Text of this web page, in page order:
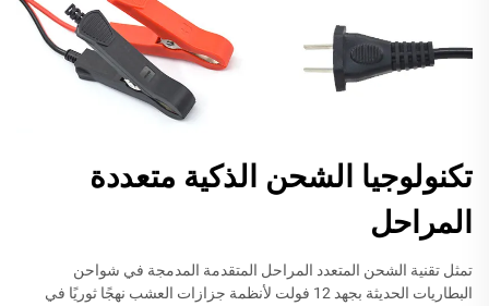
تكنولوجيا الشحن الذكية متعددة
المراحل
تمثل تقنية الشحن المتعدد المراحل المتقدمة المدمجة في شواحن
البطاريات الحديثة بجهد 12 فولت لأنظمة جزازات العشب نهجًا ثوريًا في